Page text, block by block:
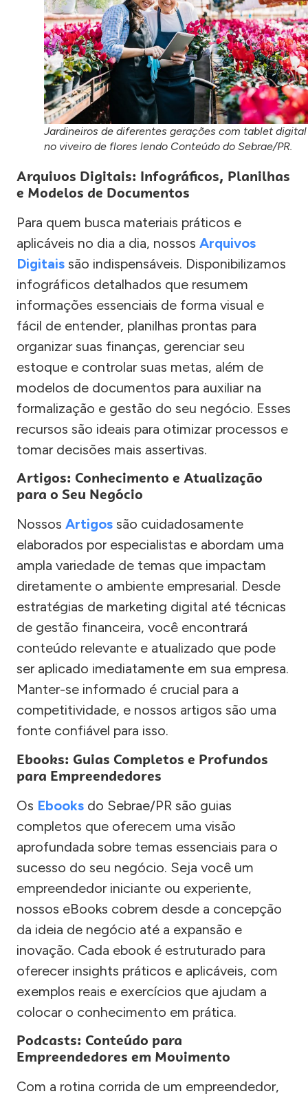
Jardineiros de diferentes gerações com tablet digital
no viveiro de flores lendo Conteúdo do Sebrae/PR.
Arquivos Digitais: Infográficos, Planilhas
e Modelos de Documentos
Para quem busca materiais práticos e
aplicáveis no dia a dia, nossos Arquivos
Digitais são indispensáveis. Disponibilizamos
infográficos detalhados que resumem
informações essenciais de forma visual e
fácil de entender, planilhas prontas para
organizar suas finanças, gerenciar seu
estoque e controlar suas metas, além de
modelos de documentos para auxiliar na
formalização e gestão do seu negócio. Esses
recursos são ideais para otimizar processos e
tomar decisões mais assertivas.
Artigos: Conhecimento e Atualização
para o Seu Negócio
Nossos Artigos são cuidadosamente
elaborados por especialistas e abordam uma
ampla variedade de temas que impactam
diretamente o ambiente empresarial. Desde
estratégias de marketing digital até técnicas
de gestão financeira, você encontrará
conteúdo relevante e atualizado que pode
ser aplicado imediatamente em sua empresa.
Manter-se informado é crucial para a
competitividade, e nossos artigos são uma
fonte confiável para isso.
Ebooks: Guias Completos e Profundos
para Empreendedores
Os Ebooks do Sebrae/PR são guias
completos que oferecem uma visão
aprofundada sobre temas essenciais para o
sucesso do seu negócio. Seja você um
empreendedor iniciante ou experiente,
nossos eBooks cobrem desde a concepção
da ideia de negócio até a expansão e
inovação. Cada ebook é estruturado para
oferecer insights práticos e aplicáveis, com
exemplos reais e exercícios que ajudam a
colocar o conhecimento em prática.
Podcasts: Conteúdo para
Empreendedores em Movimento
Com a rotina corrida de um empreendedor,